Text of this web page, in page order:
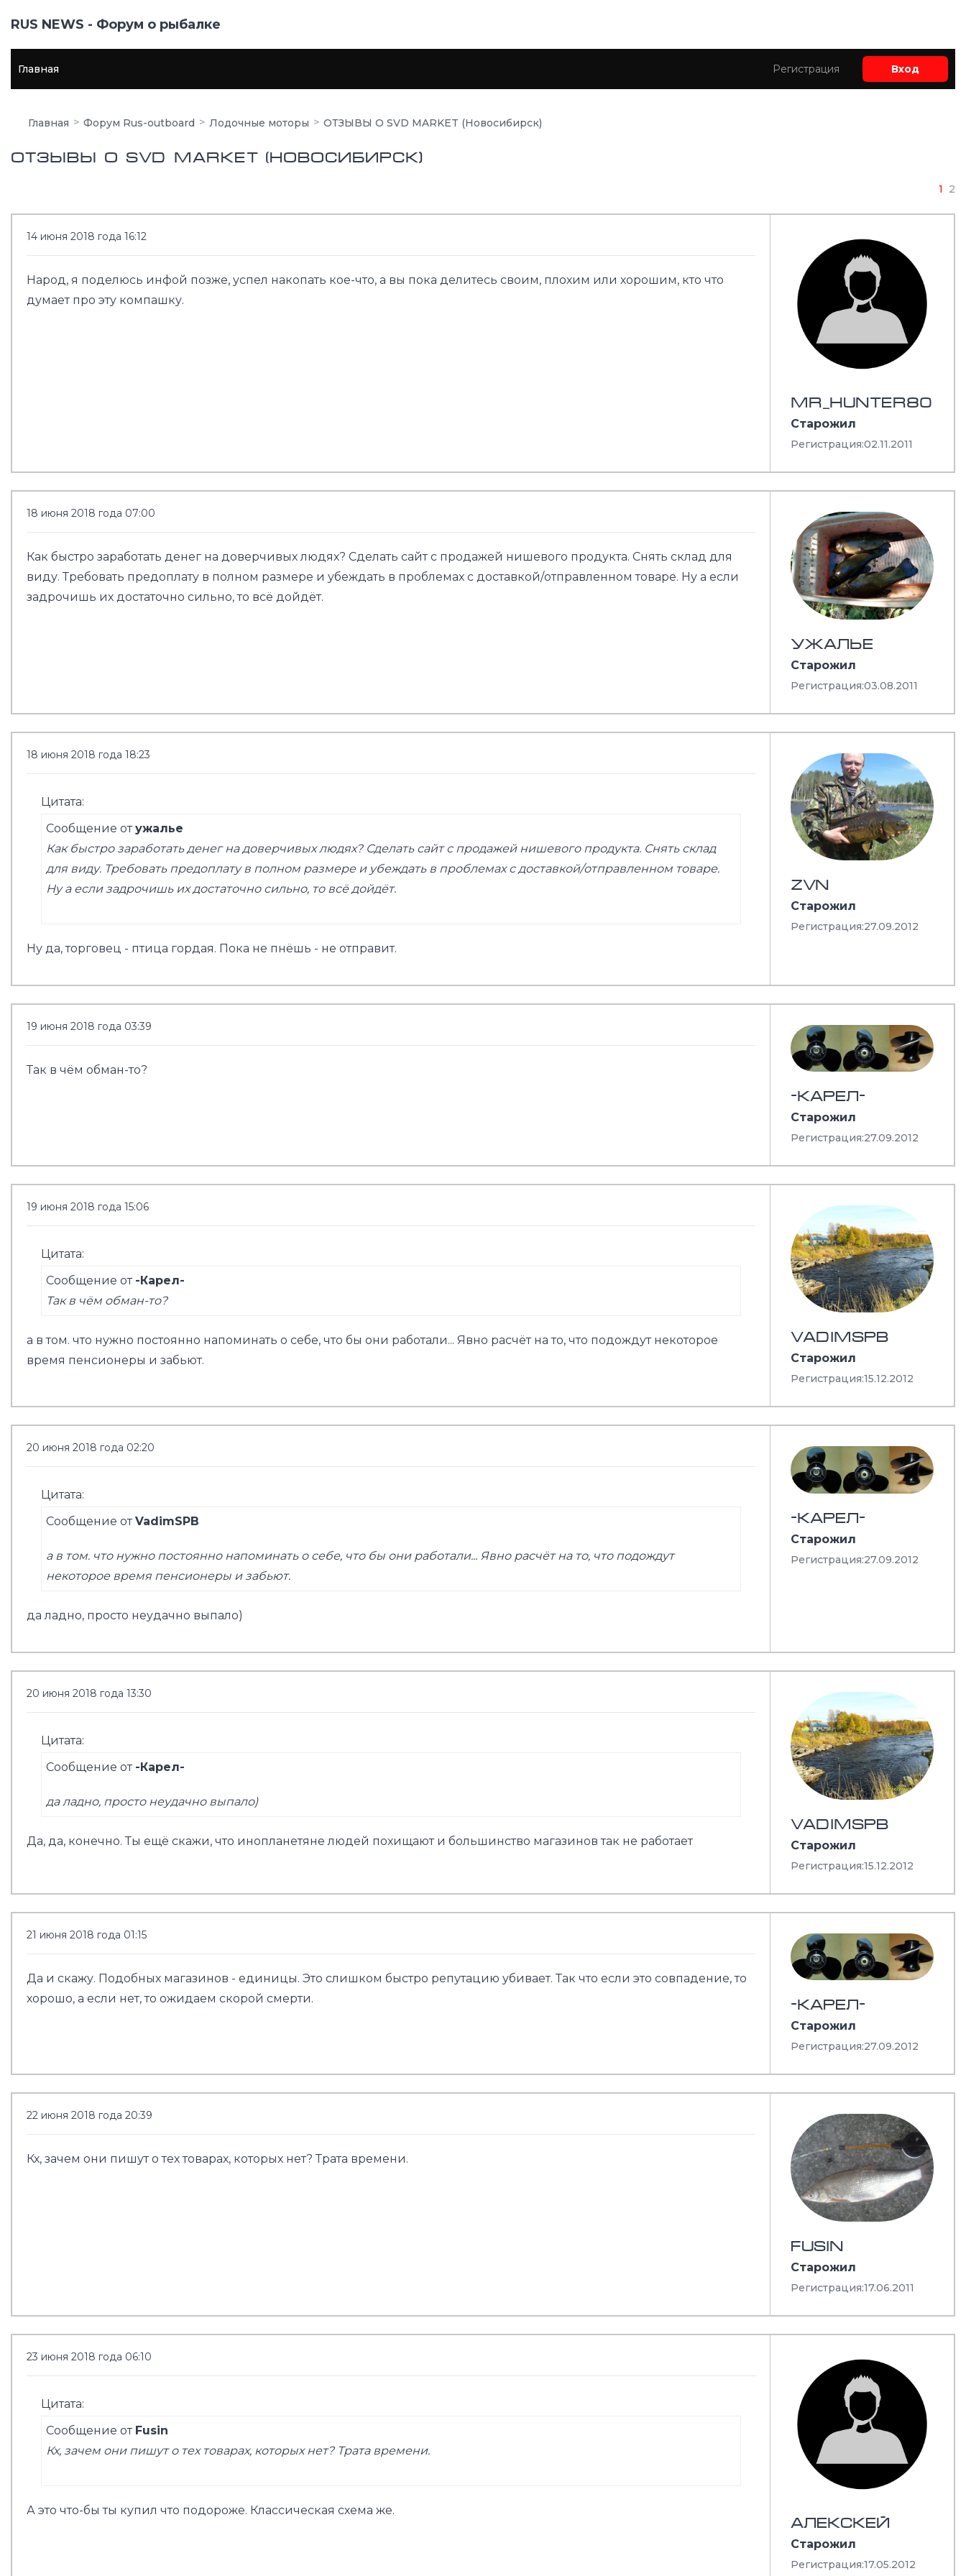
RUS NEWS - Форум о рыбалке
Главная Регистрация Вход
Главная Форум Rus-outboard Лодочные моторы ОТЗЫВЫ О SVD MARKET (Новосибирск)
ОТЗЫВЫ О SVD MARKET (Новосибирск)
1 2
MR_HUNTER80
Старожил
Регистрация:02.11.2011
14 июня 2018 года 16:12
Народ, я поделюсь инфой позже, успел накопать кое-что, а вы пока делитесь своим, плохим или хорошим, кто что
думает про эту компашку.
УЖАЛЬЕ
Старожил
Регистрация:03.08.2011
18 июня 2018 года 07:00
Как быстро заработать денег на доверчивых людях? Сделать сайт с продажей нишевого продукта. Снять склад для
виду. Требовать предоплату в полном размере и убеждать в проблемах с доставкой/отправленном товаре. Ну а если
задрочишь их достаточно сильно, то всё дойдёт.
ZVN
Старожил
Регистрация:27.09.2012
18 июня 2018 года 18:23
Цитата:
Сообщение отужалье
Как быстро заработать денег на доверчивых людях? Сделать сайт с продажей нишевого продукта. Снять склад
для виду. Требовать предоплату в полном размере и убеждать в проблемах с доставкой/отправленном товаре.
Ну а если задрочишь их достаточно сильно, то всё дойдёт.
Ну да, торговец - птица гордая. Пока не пнёшь - не отправит.
-КАРЕЛ-
Старожил
Регистрация:27.09.2012
19 июня 2018 года 03:39
Так в чём обман-то?
VADIMSPB
Старожил
Регистрация:15.12.2012
19 июня 2018 года 15:06
Цитата:
Сообщение от -Карел-
Так в чём обман-то?
а в том. что нужно постоянно напоминать о себе, что бы они работали... Явно расчёт на то, что подождут некоторое
время пенсионеры и забьют.
-КАРЕЛ-
Старожил
Регистрация:27.09.2012
20 июня 2018 года 02:20
Цитата:
Сообщение отVadimSPB
а в том. что нужно постоянно напоминать о себе, что бы они работали... Явно расчёт на то, что подождут
некоторое время пенсионеры и забьют.
да ладно, просто неудачно выпало)
VADIMSPB
Старожил
Регистрация:15.12.2012
20 июня 2018 года 13:30
Цитата:
Сообщение от -Карел-
да ладно, просто неудачно выпало)
Да, да, конечно. Ты ещё скажи, что инопланетяне людей похищают и большинство магазинов так не работает
-КАРЕЛ-
Старожил
Регистрация:27.09.2012
21 июня 2018 года 01:15
Да и скажу. Подобных магазинов - единицы. Это слишком быстро репутацию убивает. Так что если это совпадение, то
хорошо, а если нет, то ожидаем скорой смерти.
FUSIN
Старожил
Регистрация:17.06.2011
22 июня 2018 года 20:39
Кх, зачем они пишут о тех товарах, которых нет? Трата времени.
АЛЕКСКЕЙ
Старожил
Регистрация:17.05.2012
23 июня 2018 года 06:10
Цитата:
Сообщение от Fusin
Кх, зачем они пишут о тех товарах, которых нет? Трата времени.
А это что-бы ты купил что подороже. Классическая схема же.